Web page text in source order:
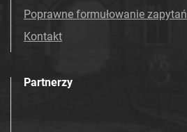
Poprawne formułowanie zapytań
Kontakt
Partnerzy